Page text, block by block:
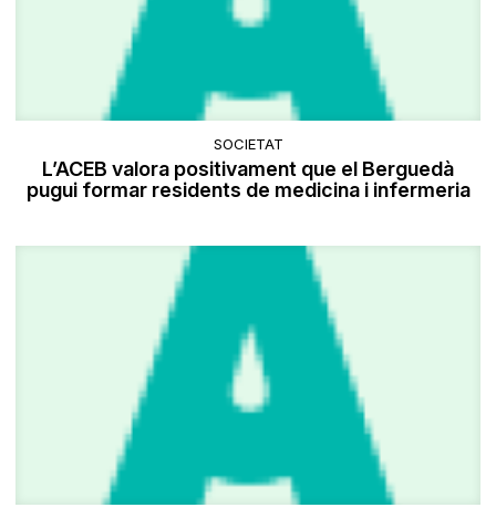
SOCIETAT
L’ACEB valora positivament que el Berguedà
pugui formar residents de medicina i infermeria